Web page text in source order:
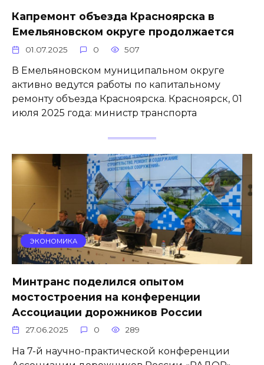
Капремонт объезда Красноярска в
Емельяновском округе продолжается
01.07.2025 0 507
В Емельяновском муниципальном округе
активно ведутся работы по капитальному
ремонту объезда Красноярска. Красноярск, 01
июля 2025 года: министр транспорта
ЭКОНОМИКА
Минтранс поделился опытом
мостостроения на конференции
Ассоциации дорожников России
27.06.2025 0 289
На 7-й научно-практической конференции